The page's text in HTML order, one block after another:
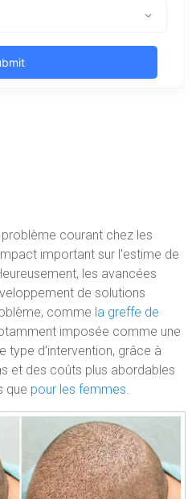
courant chez les
important sur l’estime de
les avancées
de solutions
comme la greffe de
imposée comme une
type d’intervention, grâce à
et des coûts plus abordables
que pour les femmes.